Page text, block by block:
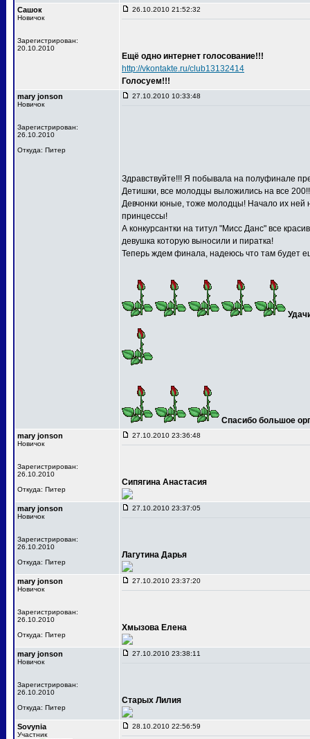
Сашок
Новичок
Зарегистрирован:
20.10.2010
26.10.2010 21:52:32
Ещё одно интернет голосование!!!
http://vkontakte.ru/club13132414
Голосуем!!!
mary jonson
Новичок
Зарегистрирован:
26.10.2010
Откуда: Питер
27.10.2010 10:33:48
Здравствуйте!!! Я побывала на полуфинале
Детишки, все молодцы выложились на все
Девчонки юные, тоже молодцы! Начало их ней
принцессы!
А конкурсантки на титул "Мисс Данс" все
девушка которую выносили и пиратка!
Теперь ждем финала, надеюсь что там будет
Спасибо большое
mary jonson
Новичок
Зарегистрирован:
26.10.2010
Откуда: Питер
27.10.2010 23:36:48
Сипягина Анастасия
mary jonson
Новичок
Зарегистрирован:
26.10.2010
Откуда: Питер
27.10.2010 23:37:05
Лагутина Дарья
mary jonson
Новичок
Зарегистрирован:
26.10.2010
Откуда: Питер
27.10.2010 23:37:20
Хмызова Елена
mary jonson
Новичок
Зарегистрирован:
26.10.2010
Откуда: Питер
27.10.2010 23:38:11
Старых Лилия
Sovynia
Участник
28.10.2010 22:56:59